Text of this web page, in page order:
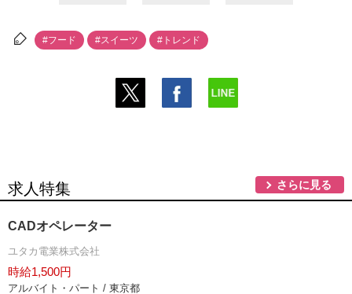
#フード #スイーツ #トレンド
求人特集 さらに見る
CADオペレーター
ユタカ電業株式会社
時給1,500円
アルバイト・パート / 東京都